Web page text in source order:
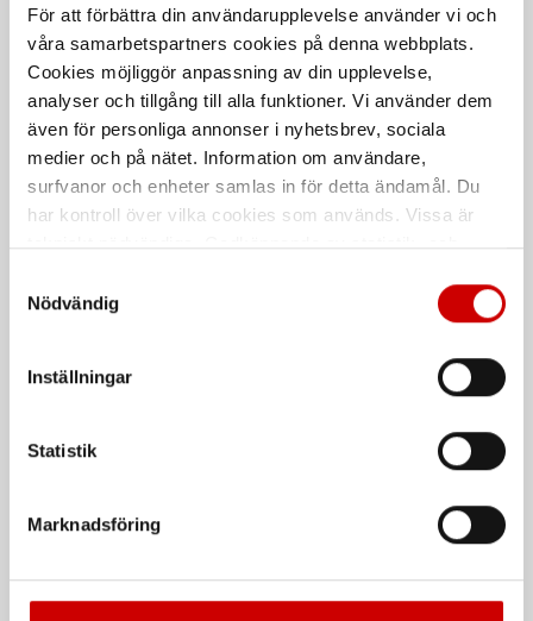
För att förbättra din användarupplevelse använder vi och
våra samarbetspartners cookies på denna webbplats.
Cookies möjliggör anpassning av din upplevelse,
analyser och tillgång till alla funktioner. Vi använder dem
även för personliga annonser i nyhetsbrev, sociala
medier och på nätet. Information om användare,
surfvanor och enheter samlas in för detta ändamål. Du
har kontroll över vilka cookies som används. Vissa är
tekniskt nödvändiga. Godkännande av statistik- och
länder utanför EU med olika dataskyddsnormer. Genom
att godkänna samtycker du till sådana överföringar. Läs
Nödvändig
Inställningar
Statistik
Marknadsföring
Kapskiva Speed Grön Kapskiva Speed Blå
Kapskiva Ceraline
Rostfritt och stål
Kapskiva Grön
De som köpte, köpte även